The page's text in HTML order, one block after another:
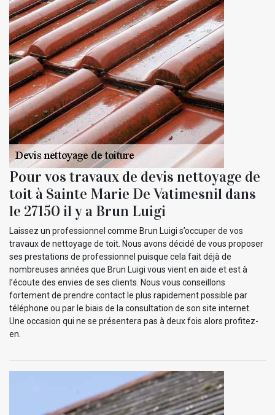
Pour vos travaux de devis nettoyage de
toit à Sainte Marie De Vatimesnil dans
le 27150 il y a Brun Luigi
Laissez un professionnel comme Brun Luigi s’occuper de vos
travaux de nettoyage de toit. Nous avons décidé de vous proposer
ses prestations de professionnel puisque cela fait déjà de
nombreuses années que Brun Luigi vous vient en aide et est à
l’écoute des envies de ses clients. Nous vous conseillons
fortement de prendre contact le plus rapidement possible par
téléphone ou par le biais de la consultation de son site internet.
Une occasion qui ne se présentera pas à deux fois alors profitez-
en.